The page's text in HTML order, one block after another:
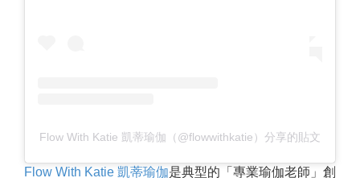
Flow With Katie 凱蒂瑜伽（@flowwithkatie）分享的貼文
Flow With Katie 凱蒂瑜伽是典型的「專業瑜伽老師」創